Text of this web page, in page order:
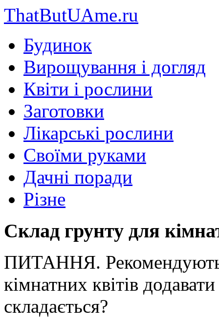
ThatButUAme.ru
Будинок
Вирощування і догляд
Квіти і рослини
Заготовки
Лікарські рослини
Своїми руками
Дачні поради
Різне
Склад грунту для
ПИТАННЯ. Рекомендують
кімнатних квітів
складається?